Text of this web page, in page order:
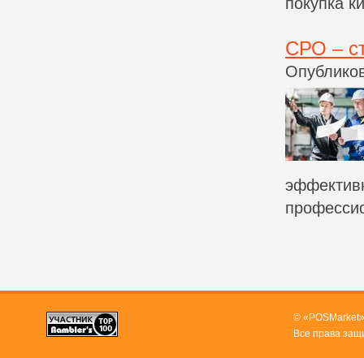
покупка
СРО –
©
Все права